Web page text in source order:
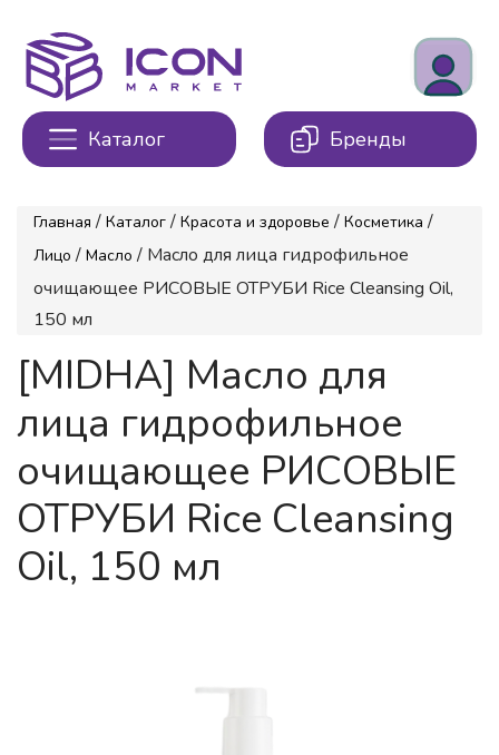
Каталог Бренды
Главная / Каталог / Красота и здоровье / Косметика /
Лицо / Масло / Масло для лица гидрофильное
очищающее РИСОВЫЕ ОТРУБИ Rice Cleansing Oil,
150 мл
[MIDHA] Масло для
лица гидрофильное
очищающее РИСОВЫЕ
ОТРУБИ Rice Cleansing
Oil, 150 мл